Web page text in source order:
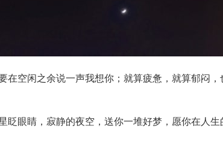
在空闲之余说一声我想你；就算疲惫，就算郁闷
眨眼睛，寂静的夜空，送你一堆好梦，愿你在人生